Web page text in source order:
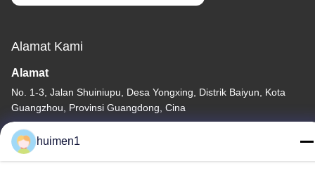
Alamat Kami
Alamat
No. 1-3, Jalan Shuiniupu, Desa Yongxing, Distrik Baiyun, Kota
Guangzhou, Provinsi Guangdong, Cina
Telp
86-18929562701
huimen1